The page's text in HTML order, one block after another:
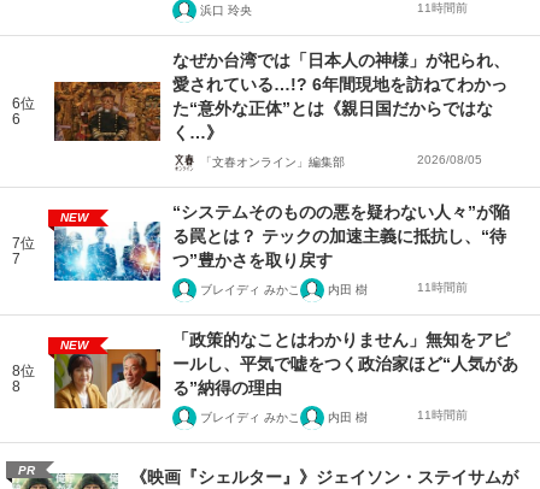
浜口 玲央 11時間前
6位
6
なぜか台湾では「日本人の神様」が祀られ、
愛されている…!? 6年間現地を訪ねてわかっ
た“意外な正体”とは《親日国だからではな
く…》
「文春オンライン」編集部 2026/08/05
7位
7
NEW
“システムそのものの悪を疑わない人々”が陥
る罠とは？ テックの加速主義に抵抗し、“待
つ”豊かさを取り戻す
ブレイディ みかこ 内田 樹 11時間前
8位
8
NEW
「政策的なことはわかりません」無知をアピ
ールし、平気で嘘をつく政治家ほど“人気があ
る”納得の理由
ブレイディ みかこ 内田 樹 11時間前
PR
《映画『シェルター』》ジェイソン・ステイサムが